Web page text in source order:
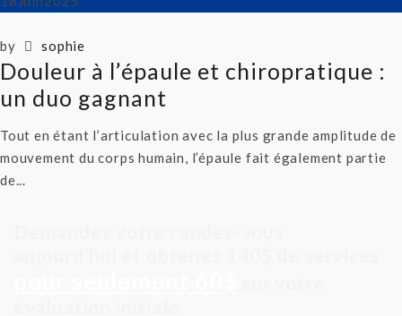
by sophie
Douleur à l’épaule et chiropratique :
un duo gagnant
Tout en étant l’articulation avec la plus grande amplitude de
mouvement du corps humain, l’épaule fait également partie
de...